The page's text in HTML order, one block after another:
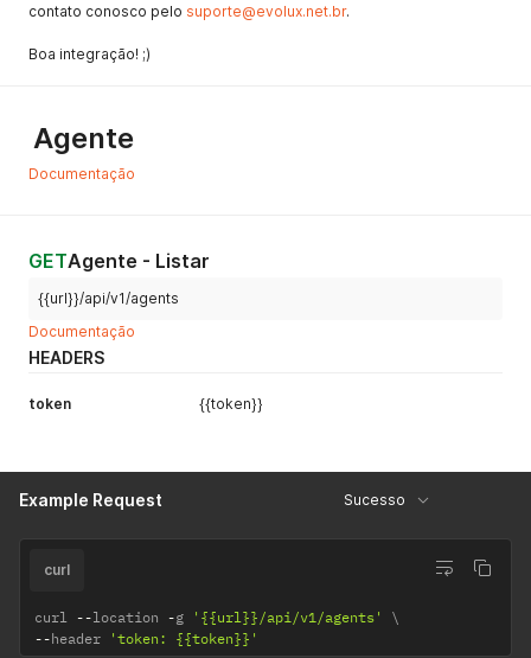
contato conosco pelo suporte@evolux.net.br.
Boa integração! ;)
Agente
Documentação
GETAgente - Listar
{{url}}/api/v1/agents
Documentação
HEADERS
token {{token}}
Example Request Sucesso
curl
curl --location -g '{{url}}/api/v1/agents'
--header 'token: {{token}}'